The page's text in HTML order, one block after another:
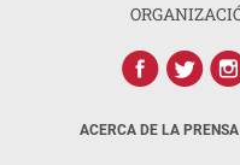
ACERCA DE LA PRENSA